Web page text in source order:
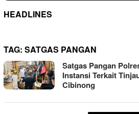
HEADLINES
TAG: SATGAS PANGAN
Satgas Pangan
Instansi Terkait
Cibinong